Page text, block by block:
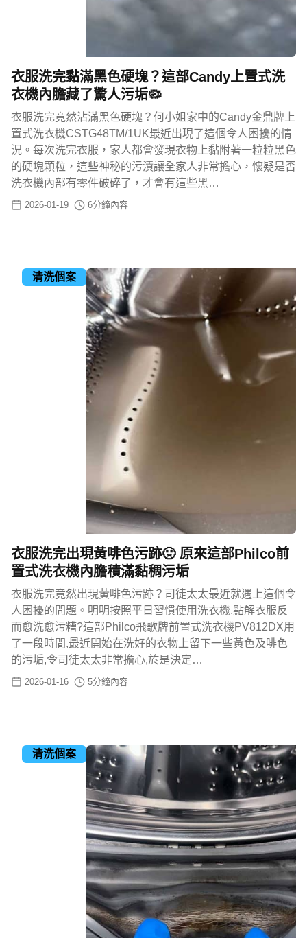
衣服洗完黏滿黑色硬塊？這部Candy上置式洗
衣機內膽藏了驚人污垢🦠
衣服洗完竟然沾滿黑色硬塊？何小姐家中的Candy金鼎牌上
置式洗衣機CSTG48TM/1UK最近出現了這個令人困擾的情
況。每次洗完衣服，家人都會發現衣物上黏附著一粒粒黑色
的硬塊顆粒，這些神秘的污漬讓全家人非常擔心，懷疑是否
洗衣機內部有零件破碎了，才會有這些黑…
2026-01-19 6分鐘內容
清洗個案
衣服洗完出現黃啡色污跡🤢 原來這部Philco前
置式洗衣機內膽積滿黏稠污垢
衣服洗完竟然出現黃啡色污跡？司徒太太最近就遇上這個令
人困擾的問題。明明按照平日習慣使用洗衣機,點解衣服反
而愈洗愈污糟?這部Philco飛歌牌前置式洗衣機PV812DX用
了一段時間,最近開始在洗好的衣物上留下一些黃色及啡色
的污垢,令司徒太太非常擔心,於是決定…
2026-01-16 5分鐘內容
清洗個案